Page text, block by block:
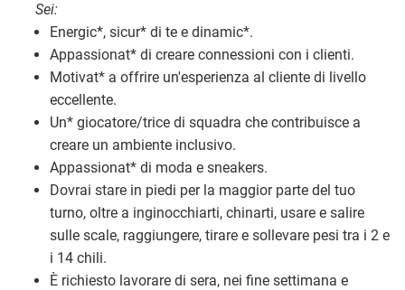
Sei:
Energic*, sicur* di te e dinamic*.
Appassionat* di creare connessioni con i clienti.
Motivat* a offrire un'esperienza al cliente di livello
eccellente.
Un* giocatore/trice di squadra che contribuisce a
creare un ambiente inclusivo.
Appassionat* di moda e sneakers.
Dovrai stare in piedi per la maggior parte del tuo
turno, oltre a inginocchiarti, chinarti, usare e salire
sulle scale, raggiungere, tirare e sollevare pesi tra i 2 e
i 14 chili.
È richiesto lavorare di sera, nei fine settimana e